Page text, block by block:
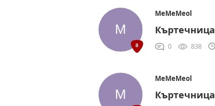
MeMeMeol
Къртечница
0 838
MeMeMeol
Къртечница